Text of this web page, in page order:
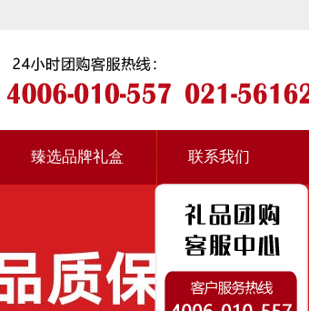
臻选品牌礼盒 联系我们